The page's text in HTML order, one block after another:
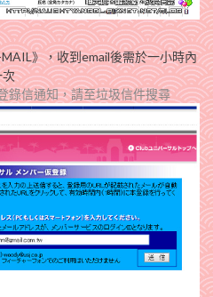
》，收到email後需於一小時內
次
錄信通知，請至垃圾信件搜尋